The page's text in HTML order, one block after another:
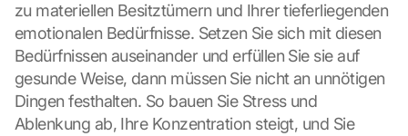
zu materiellen Besitztümern und Ihrer tieferliegenden
emotionalen Bedürfnisse. Setzen Sie sich mit diesen
Bedürfnissen auseinander und erfüllen Sie sie auf
gesunde Weise, dann müssen Sie nicht an unnötigen
Dingen festhalten. So bauen Sie Stress und
Ablenkung ab, Ihre Konzentration steigt, und Sie